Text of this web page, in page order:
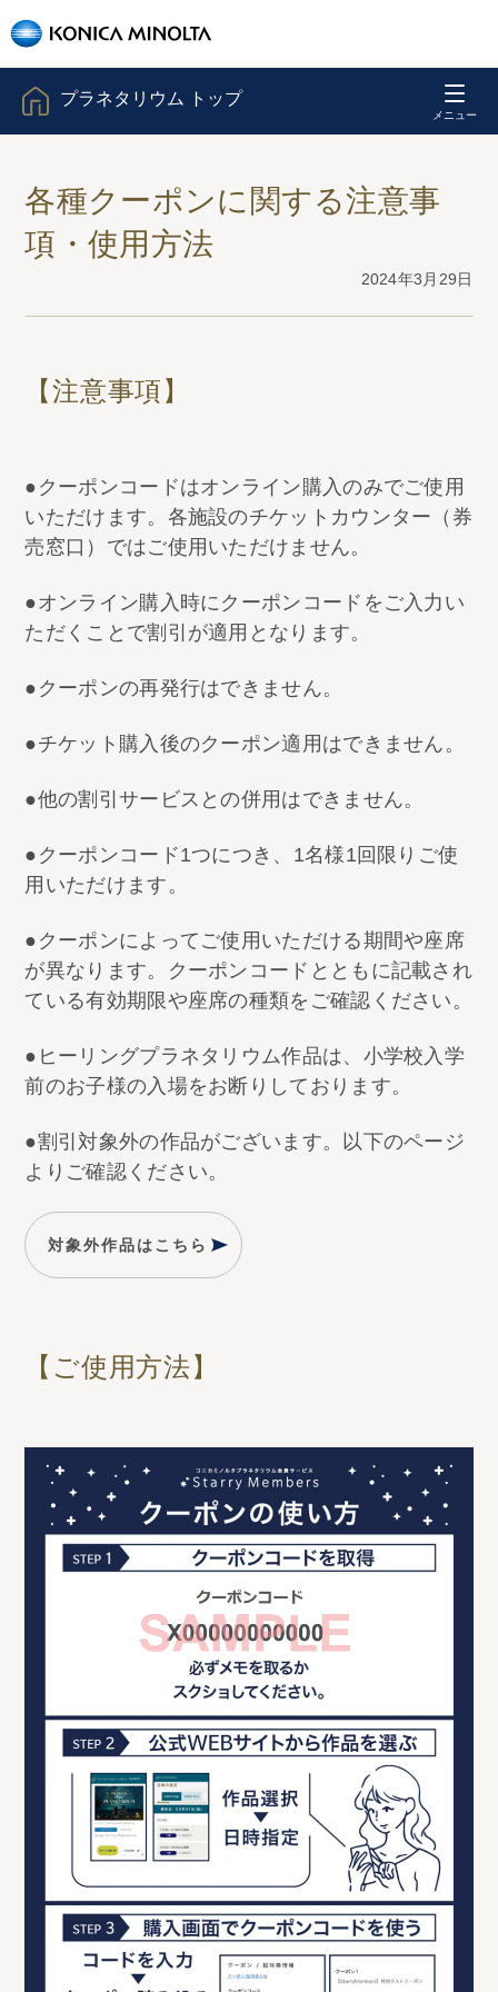
プラネタリウム トップ
各種クーポンに関する注意事
項・使用方法
2024年3月29日
【注意事項】
●クーポンコードはオンライン購入のみでご使用
いただけます。各施設のチケットカウンター（券
売窓口）ではご使用いただけません。
●オンライン購入時にクーポンコードをご入力い
ただくことで割引が適用となります。
●クーポンの再発行はできません。
●チケット購入後のクーポン適用はできません。
●他の割引サービスとの併用はできません。
●クーポンコード1つにつき、1名様1回限りご使
用いただけます。
●クーポンによってご使用いただける期間や座席
が異なります。クーポンコードとともに記載され
ている有効期限や座席の種類をご確認ください。
●ヒーリングプラネタリウム作品は、小学校入学
前のお子様の入場をお断りしております。
●割引対象外の作品がございます。以下のページ
よりご確認ください。
対象外作品はこちら
【ご使用方法】